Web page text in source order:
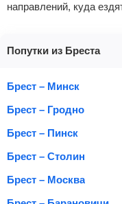
направлений, куда
Попутки из Бреста
Брест – Минск
Брест – Гродно
Брест – Пинск
Брест – Столин
Брест – Москва